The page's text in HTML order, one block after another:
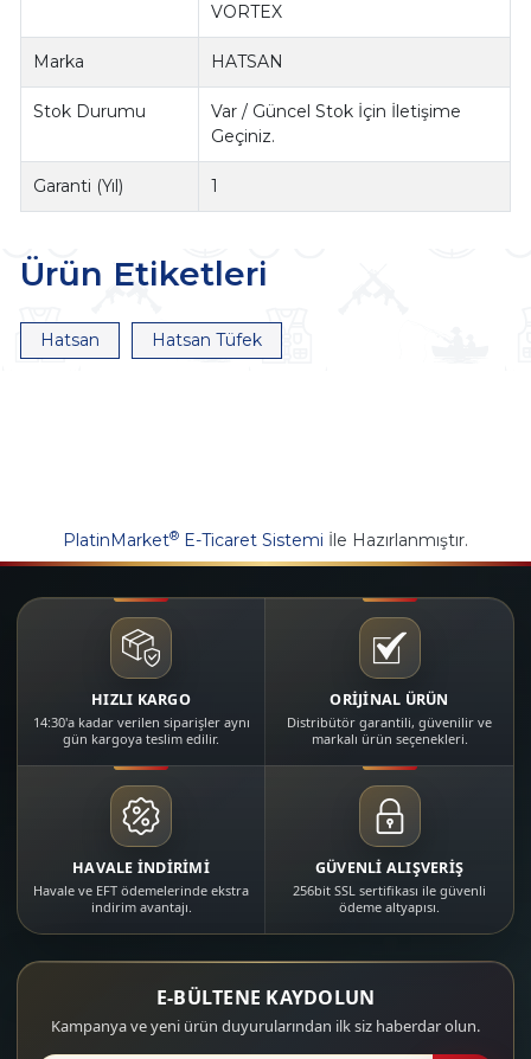
VORTEX
Marka HATSAN
Stok Durumu
Var / Güncel Stok İçin İletişime
Geçiniz.
Garanti (Yıl) 1
Ürün Etiketleri
Hatsan Hatsan Tüfek
PlatinMarket® E-Ticaret Sistemi İle Hazırlanmıştır.
HIZLI KARGO
14:30'a kadar verilen siparişler aynı
gün kargoya teslim edilir.
ORİJİNAL ÜRÜN
Distribütör garantili, güvenilir ve
markalı ürün seçenekleri.
HAVALE İNDİRİMİ
Havale ve EFT ödemelerinde ekstra
indirim avantajı.
GÜVENLİ ALIŞVERİŞ
256bit SSL sertifikası ile güvenli
ödeme altyapısı.
E-BÜLTENE KAYDOLUN
Kampanya ve yeni ürün duyurularından ilk siz haberdar olun.